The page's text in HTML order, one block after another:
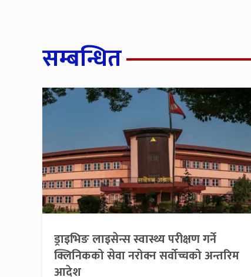
सम्बन्धित
ड्राइभिङ लाइसेन्स स्वास्थ्य परीक्षण गर्ने
क्लिनिकको सेवा नरोक्न सर्वोच्चको अन्तरिम
आदेश